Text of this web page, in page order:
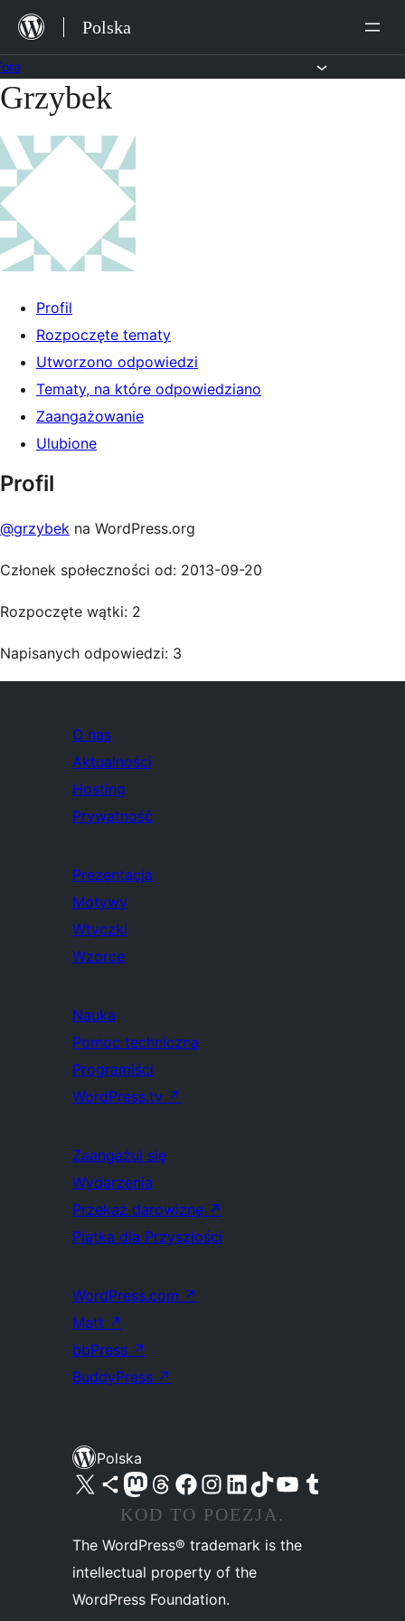
Przejdź
treści
Polska
Przejdź
treści
Grzybek
Profil
Rozpoczęte tematy
Utworzono odpowiedzi
Tematy, na które odpowiedziano
Zaangażowanie
Ulubione
Profil
@grzybek na WordPress.org
Członek społeczności od: 2013-09-20
Rozpoczęte wątki: 2
Napisanych odpowiedzi: 3
O nas
Aktualności
Hosting
Prywatność
Prezentacja
Motywy
Wtyczki
Wzorce
Nauka
Pomoc techniczna
Programiści
WordPress.tv ↗
Zaangażuj się
Wydarzenia
Przekaż darowiznę ↗
Piątka dla Przyszłości
WordPress.com ↗
Matt ↗
bbPress ↗
BuddyPress ↗
Polska
Odwiedź nasze konto X (dawniej Twitter)
Odwiedź nasze konto Bluesky
Odwiedź nasze konto na Mastodoncie
Odwiedź naszego Threadsa
Odwiedź naszego Facebooka
Odwiedź nasze konto na Instagramie
Odwiedź nasze konto na LinkedIn
Odwiedź naszego TikToka
Odwiedź nasz kanał YouTube
Odwiedź naszego Tumblra
KOD TO POEZJA.
The WordPress® trademark is the
intellectual property of the
WordPress Foundation.